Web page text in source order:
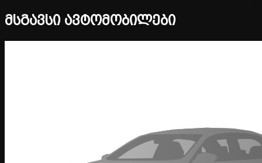
მსგავსი ავტომობილები